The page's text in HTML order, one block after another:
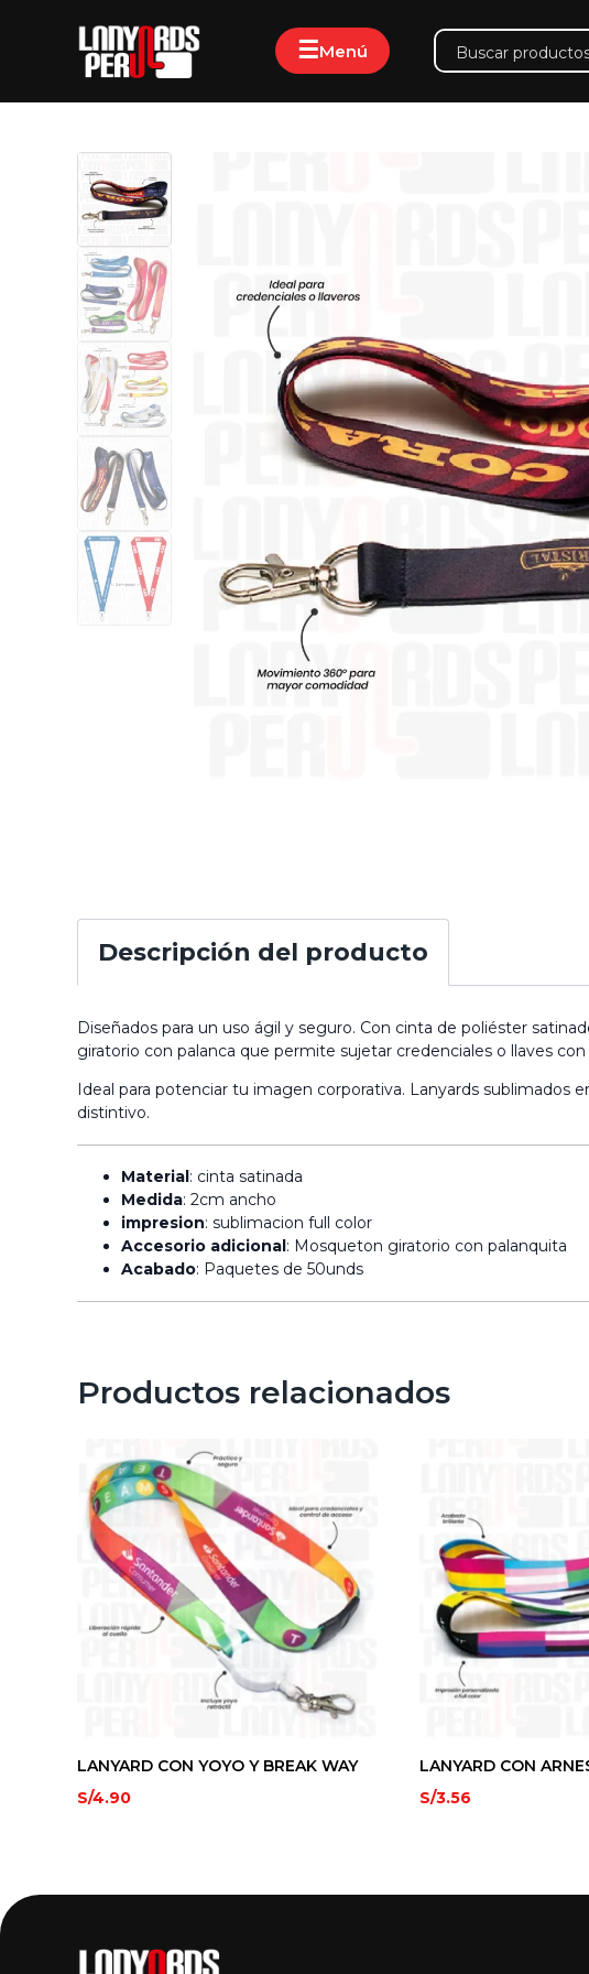
☰Menú
Descripción del producto
Diseñados para un uso ágil y seguro. Con cinta de poliéster
giratorio con palanca que permite sujetar credenciales o llaves con
Ideal para potenciar tu imagen corporativa. Lanyards
distintivo.
Material: cinta satinada
Medida: 2cm ancho
impresion: sublimacion full color
Accesorio adicional: Mosqueton giratorio con palanquita
Acabado: Paquetes de 50unds
Productos relacionados
LANYARD CON YOYO Y BREAK WAY
S/4.90
LANYARD CON
S/3.56